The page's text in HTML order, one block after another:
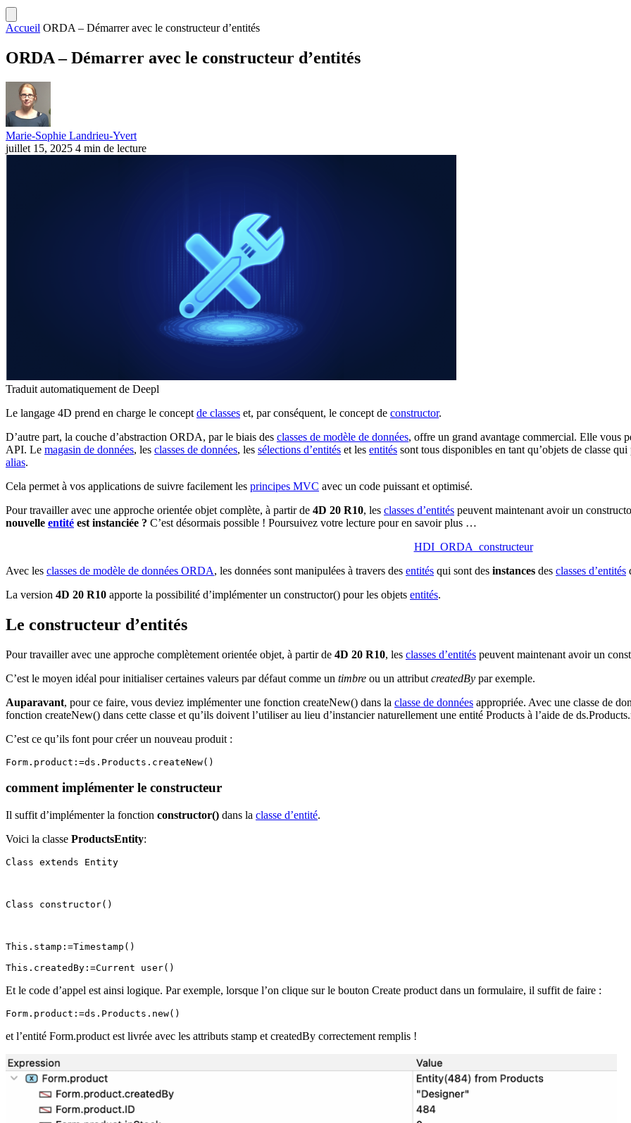
Accueil ORDA – Démarrer avec le constructeur d’entités
ORDA – Démarrer avec le constructeur d’entités
Marie-Sophie Landrieu-Yvert
juillet 15, 2025 4 min de lecture
Traduit automatiquement de Deepl
Le langage 4D prend en charge le concept de classes et, par conséquent, le concept de constructor.
D’autre part, la couche d’abstraction ORDA, par le biais des classes de modèle de données, offre un grand avantage commercial. Elle vous
API. Le magasin de données, les classes de données, les sélections d’entités et les entités sont tous disponibles en tant qu’objets de classe
alias.
Cela permet à vos applications de suivre facilement les principes MVC avec un code puissant et optimisé.
Pour travailler avec une approche orientée objet complète, à partir de 4D 20 R10, les classes d’entités peuvent maintenant avoir un
nouvelle entité est instanciée ? C’est désormais possible ! Poursuivez votre lecture pour en savoir plus …
HDI_ORDA_constructeur
Avec les classes de modèle de données ORDA, les données sont manipulées à travers des entités qui sont des instances des classes d’entités
La version 4D 20 R10 apporte la possibilité d’implémenter un constructor() pour les objets entités.
Le constructeur d’entités
Pour travailler avec une approche complètement orientée objet, à partir de 4D 20 R10, les classes d’entités peuvent maintenant avoir un
C’est le moyen idéal pour initialiser certaines valeurs par défaut comme un timbre ou un attribut createdBy par exemple.
Auparavant, pour ce faire, vous deviez implémenter une fonction createNew() dans la classe de données appropriée. Avec une classe de
fonction createNew() dans cette classe et qu’ils doivent l’utiliser au lieu d’instancier naturellement une entité Products à l’aide de ds.Products.
C’est ce qu’ils font pour créer un nouveau produit :
Form.product:=ds.Products.createNew()
comment implémenter le constructeur
Il suffit d’implémenter la fonction constructor() dans la classe d’entité.
Voici la classe ProductsEntity:
Class extends Entity
Class constructor()
This.stamp:=Timestamp()
This.createdBy:=Current user()
Et le code d’appel est ainsi logique. Par exemple, lorsque l’on clique sur le bouton Create product dans un formulaire, il suffit de faire :
Form.product:=ds.Products.new()
et l’entité Form.product est livrée avec les attributs stamp et createdBy correctement remplis !